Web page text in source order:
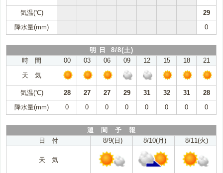
気温(℃)
29
降水量(mm)
0
明 日 8/8(土)
時 間
00 03 06 09 12 15 18
21
天 気
気温(℃) 28 27 27 29 31 32 31
28
降水量(mm)
0 0 0 0 0 0 0 0
週 間 予 報
日 付
8/9(日) 8/10(月) 8/11(火)
天 気